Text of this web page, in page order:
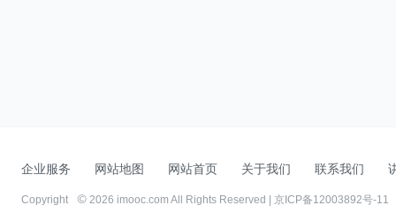
企业服务 网站地图 网站首页 关于我们 联系我们
Copyright 2026 imooc.com All Rights Reserved | 京ICP备12003892号-11